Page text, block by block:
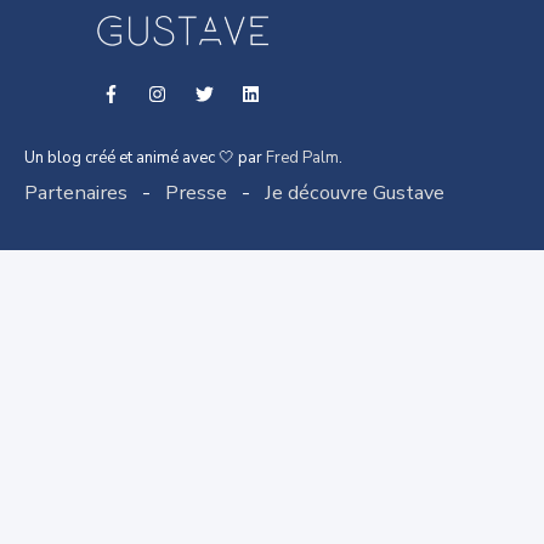
Un blog créé et animé avec 🤍 par Fred Palm.
Partenaires - Presse - Je découvre Gustave